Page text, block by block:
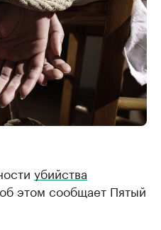
убийства
этом сообщает Пятый